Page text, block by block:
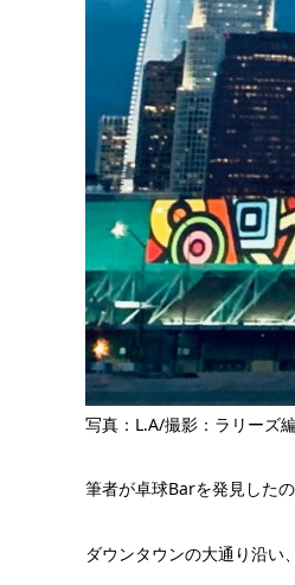
写真：L.A/撮影：ラリーズ
筆者が卓球Barを発見した
ダウンタウンの大通り沿い